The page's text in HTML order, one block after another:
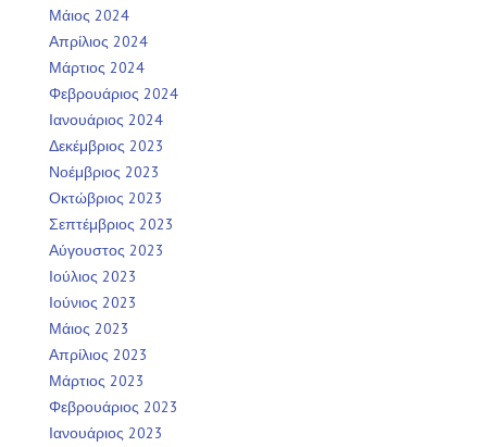
Μάιος 2024
Απρίλιος 2024
Μάρτιος 2024
Φεβρουάριος 2024
Ιανουάριος 2024
Δεκέμβριος 2023
Νοέμβριος 2023
Οκτώβριος 2023
Σεπτέμβριος 2023
Αύγουστος 2023
Ιούλιος 2023
Ιούνιος 2023
Μάιος 2023
Απρίλιος 2023
Μάρτιος 2023
Φεβρουάριος 2023
Ιανουάριος 2023